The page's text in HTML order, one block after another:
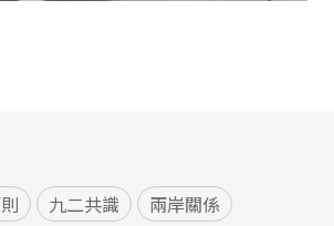
九二共識 兩岸關係